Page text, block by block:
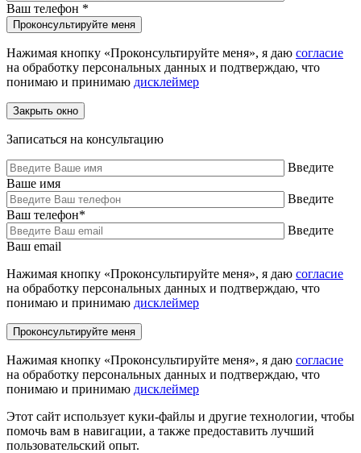
Ваш телефон *
Нажимая кнопку «Проконсультируйте меня», я даю согласие
на обработку персональных данных и подтверждаю, что
понимаю и принимаю дисклеймер
Закрыть окно
Записаться на консультацию
Введите
Ваше имя
Введите
Ваш телефон*
Введите
Ваш email
Нажимая кнопку «Проконсультируйте меня», я даю согласие
на обработку персональных данных и подтверждаю, что
понимаю и принимаю дисклеймер
Нажимая кнопку «Проконсультируйте меня», я даю согласие
на обработку персональных данных и подтверждаю, что
понимаю и принимаю дисклеймер
Этот сайт использует куки-файлы и другие технологии, чтобы
помочь вам в навигации, а также предоставить лучший
пользовательский опыт.